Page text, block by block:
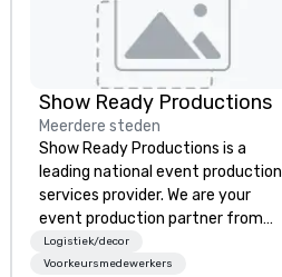
Show Ready Productions
Meerdere steden
Show Ready Productions is a
leading national event production
services provider. We are your
event production partner from
start to finish. Our team is
dedicated to making sure we
Logistiek/decor
Voorkeursmedewerkers